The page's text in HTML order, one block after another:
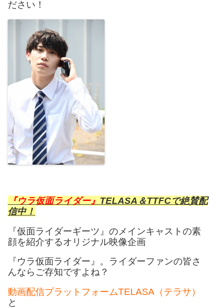
ださい！
『ウラ仮面ライダー』 TELASA＆TTFCで絶賛配
信中！
『仮面ライダーギーツ』のメインキャストの素
顔を紹介するオリジナル映像企画
『ウラ仮面ライダー』。ライダーファンの皆さ
んならご存知ですよね？
動画配信プラットフォームTELASA（テラサ）
と